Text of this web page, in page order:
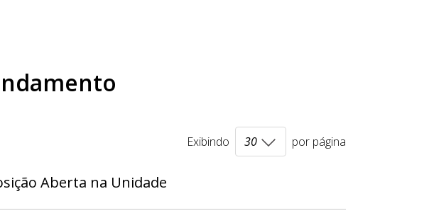
Exibindo por página
Aberta na Unidade